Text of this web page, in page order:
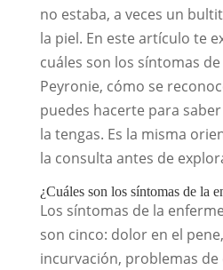
no estaba, a veces un
la piel. En este artículo te
cuáles son los síntomas
Peyronie, cómo se
puedes hacerte para
la tengas. Es la misma
la consulta antes de
¿Cuáles son los síntomas de la
Los síntomas de la
son cinco: dolor en el
incurvación, problemas de